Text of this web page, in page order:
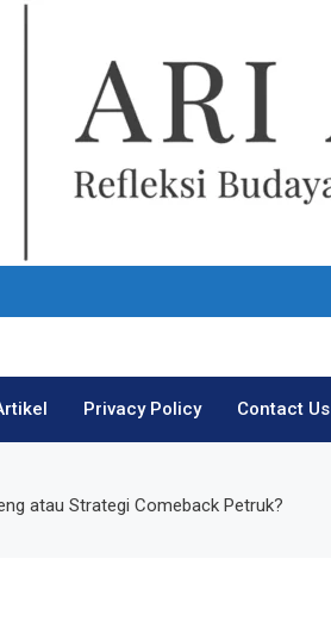
Privacy Policy Contact Us
atau Strategi Comeback Petruk?